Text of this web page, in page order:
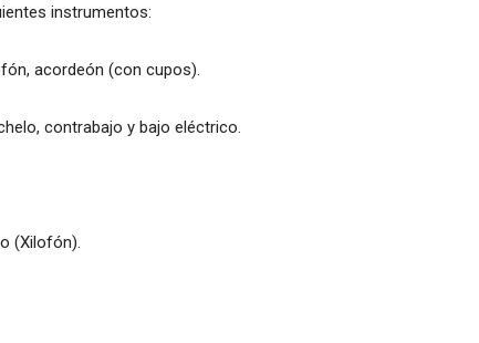
instrumentos:
acordeón (con cupos).
contrabajo y bajo eléctrico.
(Xilofón).